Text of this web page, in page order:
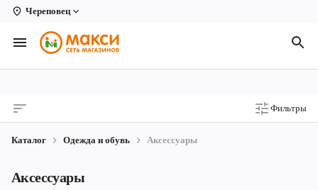
Череповец
Вологда
Архангельск
Киров
Коряжма
Фильтры
Каталог Одежда и обувь Аксессуары
Аксессуары